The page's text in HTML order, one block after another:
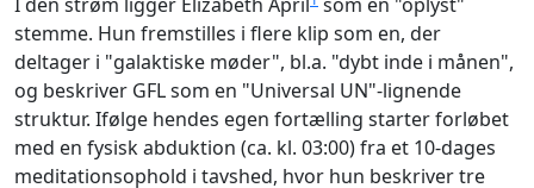
stemme. Hun fremstilles i flere klip som en, der
deltager i "galaktiske møder", bl.a. "dybt inde i månen",
og beskriver GFL som en "Universal UN"-lignende
struktur. Ifølge hendes egen fortælling starter forløbet
med en fysisk abduktion (ca. kl. 03:00) fra et 10-dages
meditationsophold i tavshed, hvor hun beskriver tre